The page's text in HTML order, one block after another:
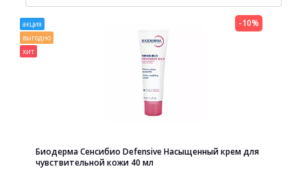
акция
выгодно
хит
Биодерма Сенсибио Defensive Насыщенный крем для
чувствительной кожи 40 мл
-10%